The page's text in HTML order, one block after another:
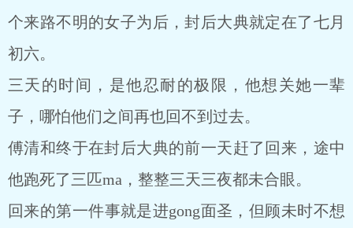
个来路不明的女子为后，封后大典就定在了七月
初六。
三天的时间，是他忍耐的极限，他想关她一辈
子，哪怕他们之间再也回不到过去。
傅清和终于在封后大典的前一天赶了回来，途中
他跑死了三匹ma，整整三天三夜都未合眼。
回来的第一件事就是进gong面圣，但顾未时不想